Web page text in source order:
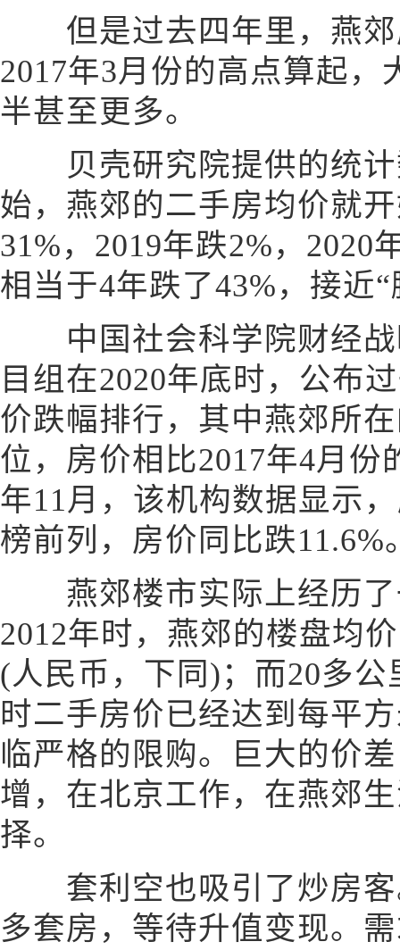
但是过去四年里，燕郊
2017年3月份的高点算起
半甚至更多。
贝壳研究院提供的统计
始，燕郊的二手房均价就
31%，2019年跌2%，2020
相当于4年跌了43%，接近“
中国社会科学院财经战
目组在2020年底时，公布
价跌幅排行，其中燕郊所
位，房价相比2017年4月份
年11月，该机构数据显示
榜前列，房价同比跌11.6%
燕郊楼市实际上经历了
2012年时，燕郊的楼盘均
(人民币，下同)；而20多
时二手房价已经达到每平
临严格的限购。巨大的价
增，在北京工作，在燕郊
择。
套利空也吸引了炒房客
多套房，等待升值变现。